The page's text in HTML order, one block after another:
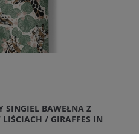
SINGIEL BAWEŁNA Z
/ GIRAFFES IN